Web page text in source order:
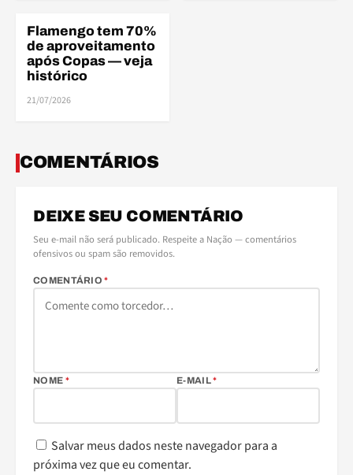
BRASILEIRÃO
Flamengo tem 70%
de aproveitamento
após Copas — veja
histórico
21/07/2026
COMENTÁRIOS
DEIXE SEU COMENTÁRIO
Seu e-mail não será publicado. Respeite a Nação — comentários
ofensivos ou spam são removidos.
COMENTÁRIO*
NOME * E-MAIL*
Salvar meus dados neste navegador para a
próxima vez que eu comentar.